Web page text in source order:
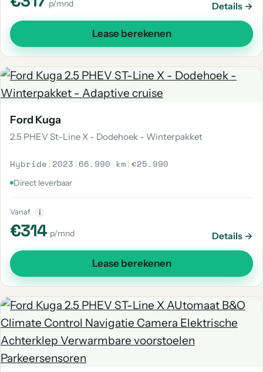
p/mnd Details →
Lease berekenen
Ford Kuga
2.5 PHEV St-Line X - Dodehoek - Winterpakket
Hybride | 2023 | 66.990 km |€25.990
Direct leverbaar
Vanaf i
€314 p/mnd Details →
Lease berekenen